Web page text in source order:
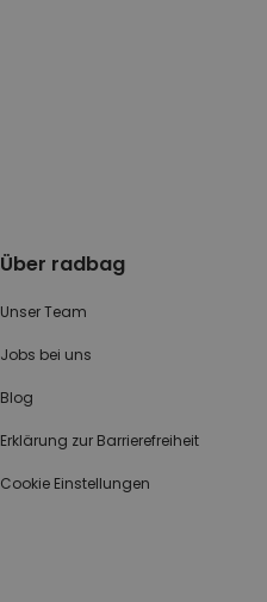
Über radbag
Unser Team
Jobs bei uns
Blog
Erklärung zur Barrierefreiheit
Cookie Einstellungen